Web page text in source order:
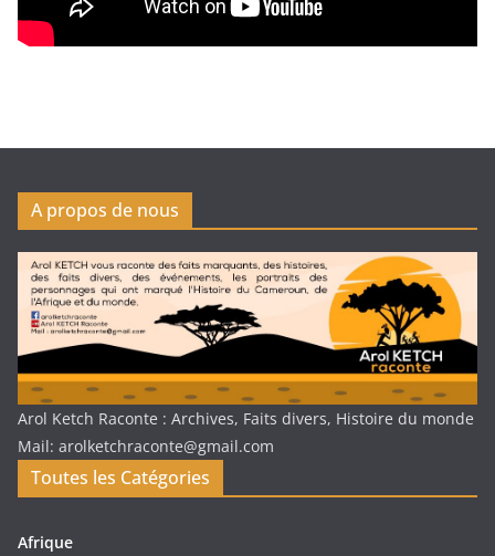
A propos de nous
Arol Ketch Raconte : Archives, Faits divers, Histoire du monde
Mail: arolketchraconte@gmail.com
Toutes les Catégories
Afrique